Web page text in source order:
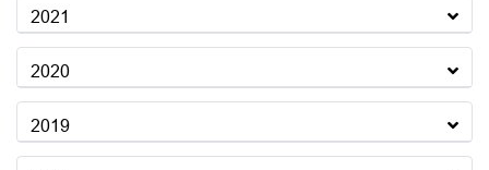
2021
2020
2019